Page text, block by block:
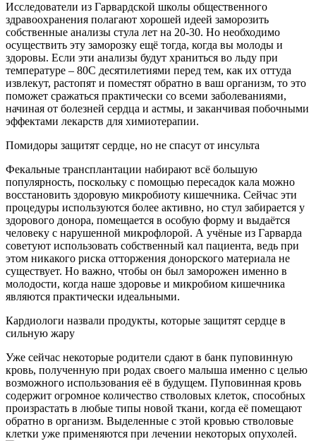
Исследователи из Гарвардской школы общественного
здравоохранения полагают хорошей идеей заморозить
собственные анализы стула лет на 20-30. Но необходимо
осуществить эту заморозку ещё тогда, когда вы молоды и
здоровы. Если эти анализы будут храниться во льду при
температуре – 80С десятилетиями перед тем, как их оттуда
извлекут, растопят и поместят обратно в ваш организм, то это
поможет сражаться практически со всеми заболеваниями,
начиная от болезней сердца и астмы, и заканчивая побочными
эффектами лекарств для химиотерапии.
Помидоры защитят сердце, но не спасут от инсульта
Фекальные трансплантации набирают всё большую
популярность, поскольку с помощью пересадок кала можно
восстановить здоровую микробиоту кишечника. Сейчас эти
процедуры используются более активно, но стул забирается у
здорового донора, помещается в особую форму и выдаётся
человеку с нарушенной микрофлорой. А учёные из Гарварда
советуют использовать собственный кал пациента, ведь при
этом никакого риска отторжения донорского материала не
существует. Но важно, чтобы он был заморожен именно в
молодости, когда наше здоровье и микробиом кишечника
являются практически идеальными.
Кардиологи назвали продукты, которые защитят сердце в
сильную жару
Уже сейчас некоторые родители сдают в банк пуповинную
кровь, полученную при родах своего малыша именно с целью
возможного использования её в будущем. Пуповинная кровь
содержит огромное количество стволовых клеток, способных
произрастать в любые типы новой ткани, когда её помещают
обратно в организм. Выделенные с этой кровью стволовые
клетки уже применяются при лечении некоторых опухолей.